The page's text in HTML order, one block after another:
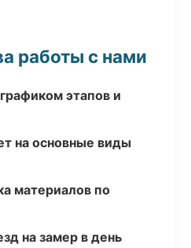
работы с нами
этапов и
на основные виды
материалов по
на замер в день